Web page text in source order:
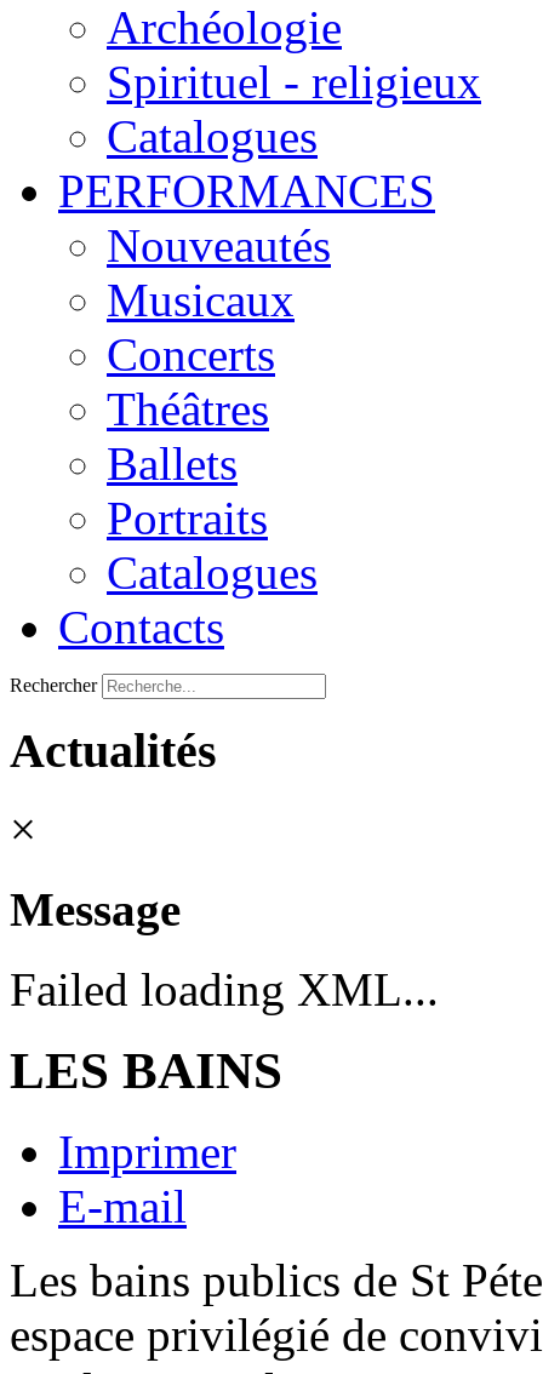
Archéologie
Spirituel - religieux
Catalogues
PERFORMANCES
Nouveautés
Musicaux
Concerts
Théâtres
Ballets
Portraits
Catalogues
Contacts
Rechercher
Actualités
×
Message
Failed loading XML...
LES BAINS
Imprimer
E-mail
Les bains publics de St
espace privilégié de